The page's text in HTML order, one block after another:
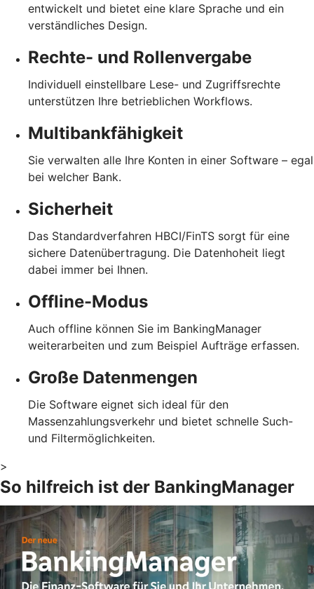
entwickelt und bietet eine klare Sprache und ein
verständliches Design.
Rechte- und Rollenvergabe
Individuell einstellbare Lese- und Zugriffsrechte
unterstützen Ihre betrieblichen Workflows.
Multibankfähigkeit
Sie verwalten alle Ihre Konten in einer Software – egal
bei welcher Bank.
Sicherheit
Das Standardverfahren HBCI/FinTS sorgt für eine
sichere Datenübertragung. Die Datenhoheit liegt
dabei immer bei Ihnen.
Offline-Modus
Auch offline können Sie im BankingManager
weiterarbeiten und zum Beispiel Aufträge erfassen.
Große Datenmengen
Die Software eignet sich ideal für den
Massenzahlungsverkehr und bietet schnelle Such-
und Filtermöglichkeiten.
>
So hilfreich ist der BankingManager